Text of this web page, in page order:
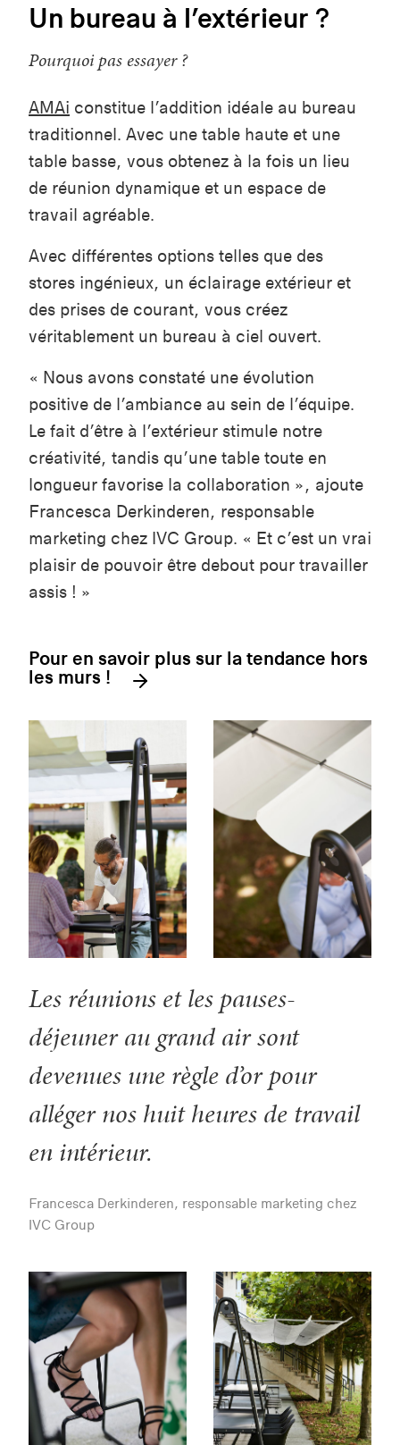
Un bureau à l’extérieur ?
Pourquoi pas essayer ?
AMAi constitue l’addition idéale au bureau
traditionnel. Avec une table haute et une
table basse, vous obtenez à la fois un lieu
de réunion dynamique et un espace de
travail agréable.
Avec différentes options telles que des
stores ingénieux, un éclairage extérieur et
des prises de courant, vous créez
véritablement un bureau à ciel ouvert.
« Nous avons constaté une évolution
positive de l’ambiance au sein de l’équipe.
Le fait d’être à l’extérieur stimule notre
créativité, tandis qu’une table toute en
longueur favorise la collaboration », ajoute
Francesca Derkinderen, responsable
marketing chez IVC Group. « Et c’est un vrai
plaisir de pouvoir être debout pour travailler
assis ! »
Pour en savoir plus sur la tendance hors
les murs !
Les réunions et les pauses-
déjeuner au grand air sont
devenues une règle d’or pour
alléger nos huit heures de travail
en intérieur.
Francesca Derkinderen, responsable marketing chez
IVC Group